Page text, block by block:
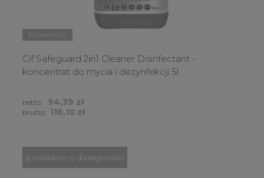
Koncentrat
Cif Safeguard 2in1 Cleaner Disinfectant -
koncentrat do mycia i dezynfekcji 5l
brutto: 116,10 zł
netto: 94,39 zł
powiadom o dostępności